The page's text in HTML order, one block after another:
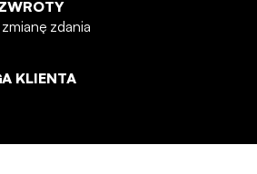
zdania
KLIENTA